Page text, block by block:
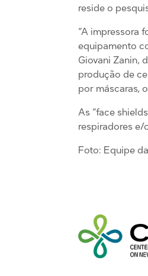
reside o
“A impressora
equipamento
Giovani Zanin,
produção de
por máscaras,
As “face
respiradores e/
Foto: Equipe